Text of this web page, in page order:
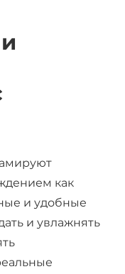
как
и удобные
и увлажнять